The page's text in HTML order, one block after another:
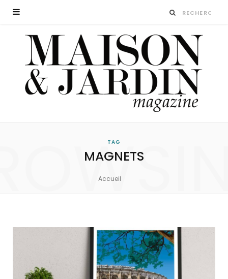
TAG
MAGNETS
Accueil